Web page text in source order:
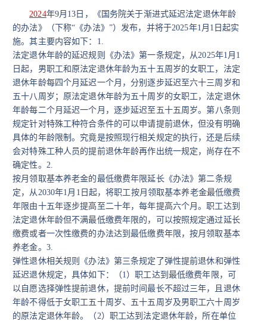
2024年9月13日，《国务院关于渐进式延迟法定退休年龄
的办法》（下称“《办法》”）发布，并将于2025年1 月1 日起实
施。其主要内容如下： 1.
法定退休年龄的延迟规则 《办法》第一条规定，从2025年1 月1
日起，男职工和原法定退休年龄为五十五周岁的女职工，法定
退休年龄每四个月延迟一个月，分别逐步延迟至六十三周岁和
五十八周岁；原法定退休年龄为五十周岁的女职工，法定退休
年龄每二个月延迟一个月，逐步延迟至五十五周岁。第八条则
规定针对特殊工种符合条件的可以申请提前退休，但没有明确
具体的年龄限制。究竟是按照现行相关规定的执行，还是后续
会对特殊工种人员的提前退休年龄再作出统一规定，尚存在不
确定性。 2.
按月领取基本养老金的最低缴费年限延长《办法》第二条规
定，从 2030年1 月 1 日起，将职工按月领取基本养老金最低缴费
年限由十五年逐步提高至二十年，每年提高六个月。职工达到
法定退休年龄但不满最低缴费年限的，可以按照规定通过延长
缴费或者一次性缴费的办法达到最低缴费年限，按月领取基本
养老金。 3.
弹性退休相关规则 《办法》第三条规定了弹性提前退休和弹性
延迟退休规定，具体如下：
（1）职工达到最低缴费年限，可
以自愿选择弹性提前退休，提前时间最长不超过三年，且退休
年龄不得低于女职工五十周岁、五十五周岁及男职工六十周岁
的原法定退休年龄。
（2）职工达到法定退休年龄，所在单位